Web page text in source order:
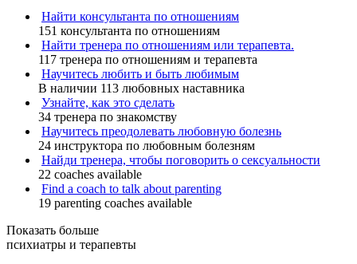
Найти консультанта по отношениям
151 консультанта по отношениям
Найти тренера по отношениям или терапевта.
117 тренера по отношениям и терапевта
Научитесь любить и быть любимым
В наличии 113 любовных наставника
Узнайте, как это сделать
34 тренера по знакомству
Научитесь преодолевать любовную болезнь
24 инструктора по любовным болезням
Найди тренера, чтобы поговорить о сексуальности
22 coaches available
Find a coach to talk about parenting
19 parenting coaches available
Показать больше
психиатры и терапевты